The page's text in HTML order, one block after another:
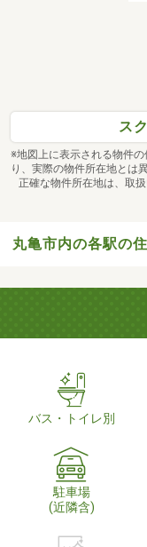
ス
※地図上に表示される物件
り、実際の物件所在地とは
正確な物件所在地は、取
丸亀市内の各駅の
バス・トイレ別
駐車場
(近隣含)